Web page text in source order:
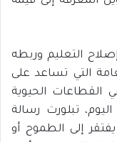
التعليم وربطه
التي تساعد على
القطاعات الحيوية
تبلورت رسالة
إلى الطموح أو